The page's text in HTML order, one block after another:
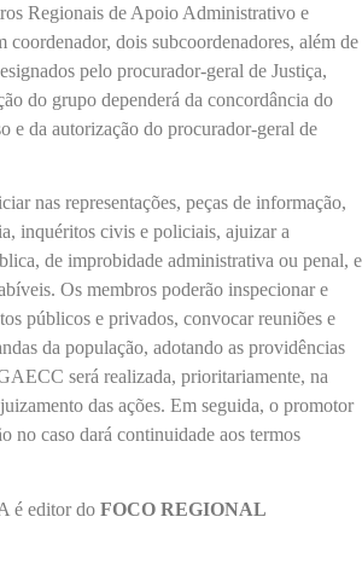
Regionais de Apoio Administrativo e
dois subcoordenadores, além de
pelo procurador-geral de Justiça,
do grupo dependerá da concordância do
e da autorização do procurador-geral de
nas representações, peças de informação,
inquéritos civis e policiais, ajuizar a
de improbidade administrativa ou penal, e
Os membros poderão inspecionar e
públicos e privados, convocar reuniões e
da população, adotando as providências
será realizada, prioritariamente, na
das ações. Em seguida, o promotor
no caso dará continuidade aos termos
é editor do FOCO REGIONAL